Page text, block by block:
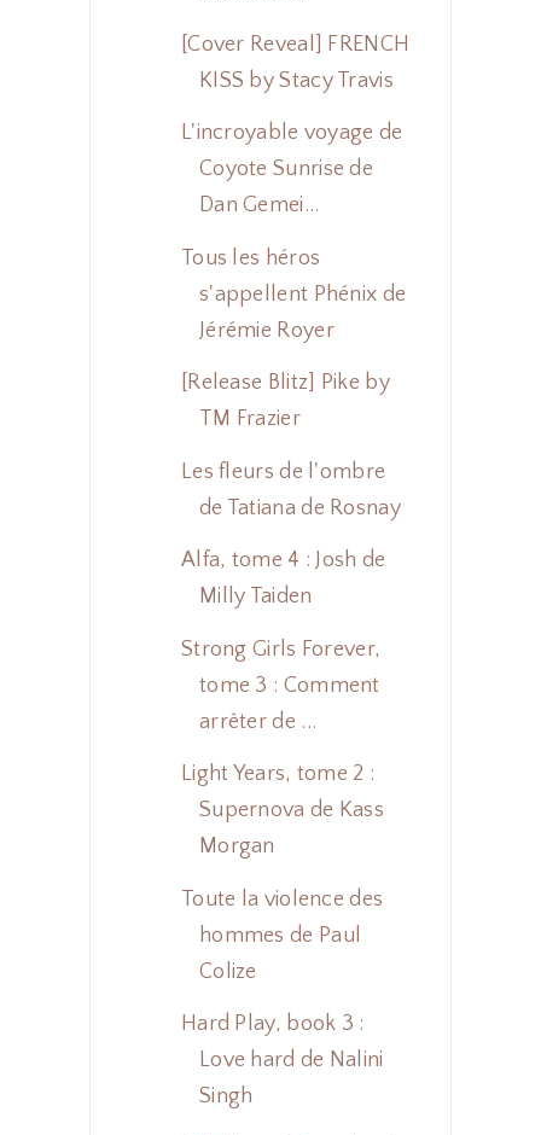
[Cover Reveal] FRENCH
KISS by Stacy Travis
L'incroyable voyage de
Coyote Sunrise de
Dan Gemei...
Tous les héros
s'appellent Phénix de
Jérémie Royer
[Release Blitz] Pike by
TM Frazier
Les fleurs de l'ombre
de Tatiana de Rosnay
Alfa, tome 4 : Josh de
Milly Taiden
Strong Girls Forever,
tome 3 : Comment
arrêter de ...
Light Years, tome 2 :
Supernova de Kass
Morgan
Toute la violence des
hommes de Paul
Colize
Hard Play, book 3 :
Love hard de Nalini
Singh